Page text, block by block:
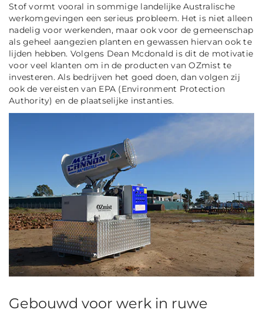
Stof vormt vooral in sommige landelijke Australische
werkomgevingen een serieus probleem. Het is niet alleen
nadelig voor werkenden, maar ook voor de gemeenschap
als geheel aangezien planten en gewassen hiervan ook te
lijden hebben. Volgens Dean Mcdonald is dit de motivatie
voor veel klanten om in de producten van OZmist te
investeren. Als bedrijven het goed doen, dan volgen zij
ook de vereisten van EPA (Environment Protection
Authority) en de plaatselijke instanties.
Gebouwd voor werk in ruwe